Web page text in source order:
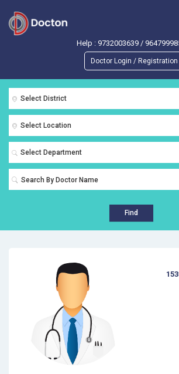
Help : 9732003639/
Doctor Login / Registration
Select District
Select Location
Select Department
Find